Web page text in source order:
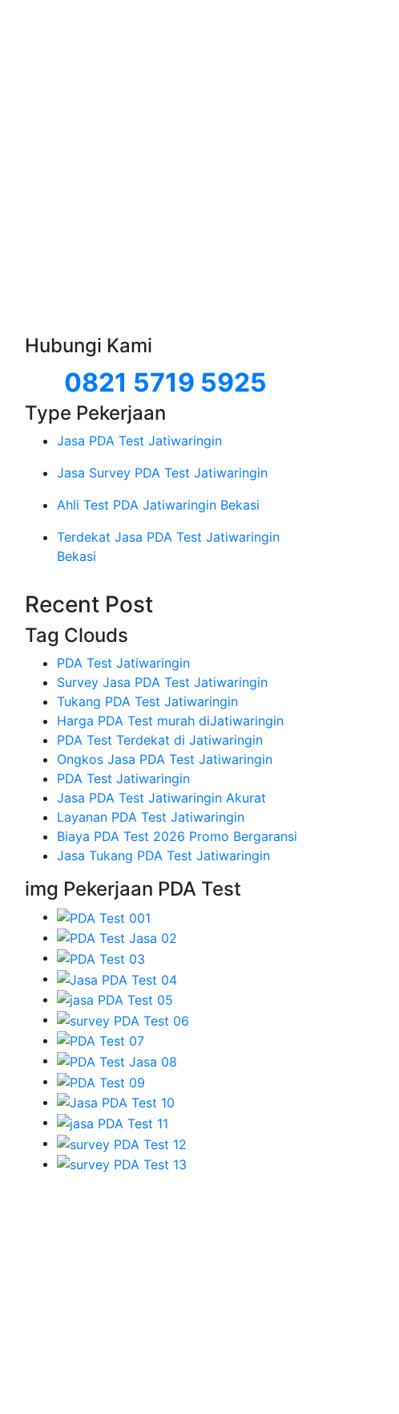
Hubungi Kami
0821 5719 5925
Type Pekerjaan
Jasa PDA Test Jatiwaringin
Jasa Survey PDA Test Jatiwaringin
Ahli Test PDA Jatiwaringin Bekasi
Terdekat Jasa PDA Test Jatiwaringin
Bekasi
Recent Post
Tag Clouds
PDA Test Jatiwaringin
Survey Jasa PDA Test Jatiwaringin
Tukang PDA Test Jatiwaringin
Harga PDA Test murah diJatiwaringin
PDA Test Terdekat di Jatiwaringin
Ongkos Jasa PDA Test Jatiwaringin
PDA Test Jatiwaringin
Jasa PDA Test Jatiwaringin Akurat
Layanan PDA Test Jatiwaringin
Biaya PDA Test 2026 Promo Bergaransi
Jasa Tukang PDA Test Jatiwaringin
img Pekerjaan PDA Test